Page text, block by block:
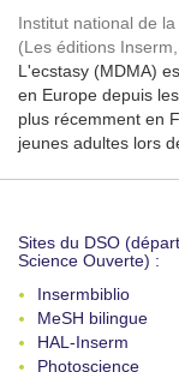
Institut national de
(Les éditions Inserm,
L'ecstasy (MDMA)
en Europe depuis
plus récemment en
jeunes adultes lors
Sites du DSO
Science Ouverte) :
Insermbiblio
MeSH bilingue
HAL-Inserm
Photoscience